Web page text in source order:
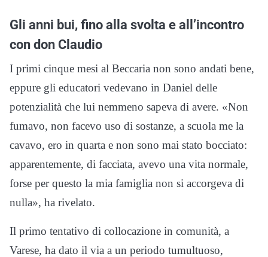
Gli anni bui, fino alla svolta e all’incontro
con don Claudio
I primi cinque mesi al Beccaria non sono andati bene,
eppure gli educatori vedevano in Daniel delle
potenzialità che lui nemmeno sapeva di avere. «Non
fumavo, non facevo uso di sostanze, a scuola me la
cavavo, ero in quarta e non sono mai stato bocciato:
apparentemente, di facciata, avevo una vita normale,
forse per questo la mia famiglia non si accorgeva di
nulla», ha rivelato.
Il primo tentativo di collocazione in comunità, a
Varese, ha dato il via a un periodo tumultuoso,